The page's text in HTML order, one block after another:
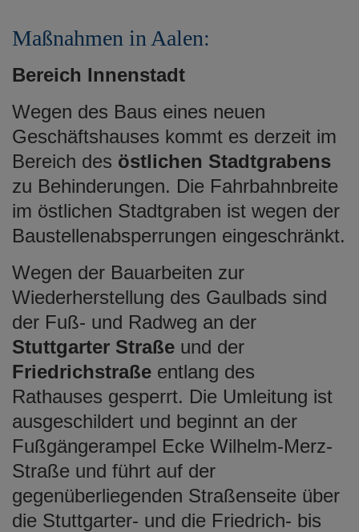
Maßnahmen in Aalen:
Bereich Innenstadt
Wegen des Baus eines neuen
Geschäftshauses kommt es derzeit im
Bereich des östlichen Stadtgrabens
zu Behinderungen. Die Fahrbahnbreite
im östlichen Stadtgraben ist wegen der
Baustellenabsperrungen eingeschränkt.
Wegen der Bauarbeiten zur
Wiederherstellung des Gaulbads sind
der Fuß- und Radweg an der
Stuttgarter Straße und der
Friedrichstraße entlang des
Rathauses gesperrt. Die Umleitung ist
ausgeschildert und beginnt an der
Fußgängerampel Ecke Wilhelm-Merz-
Straße und führt auf der
gegenüberliegenden Straßenseite über
die Stuttgarter- und die Friedrich- bis